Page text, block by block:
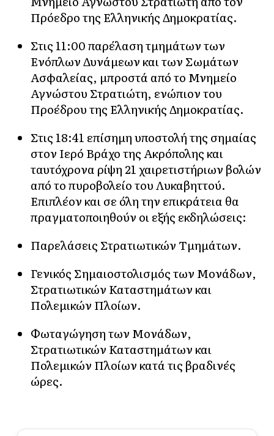
Πρόεδρο της Ελληνικής Δημοκρατίας.
Στις 11:00 παρέλαση τμημάτων των
Ενόπλων Δυνάμεων και των Σωμάτων
Ασφαλείας, μπροστά από το Μνημείο
Αγνώστου Στρατιώτη, ενώπιον του
Προέδρου της Ελληνικής Δημοκρατίας.
Στις 18:41 επίσημη υποστολή της σημαίας
στον Ιερό Βράχο της Ακρόπολης και
ταυτόχρονα ρίψη 21 χαιρετιστήριων βολών
από το πυροβολείο του Λυκαβηττού.
Επιπλέον και σε όλη την επικράτεια θα
πραγματοποιηθούν οι εξής εκδηλώσεις:
Παρελάσεις Στρατιωτικών Τμημάτων.
Γενικός Σημαιοστολισμός των Μονάδων,
Στρατιωτικών Καταστημάτων και
Πολεμικών Πλοίων.
Φωταγώγηση των Μονάδων,
Στρατιωτικών Καταστημάτων και
Πολεμικών Πλοίων κατά τις βραδινές
ώρες.